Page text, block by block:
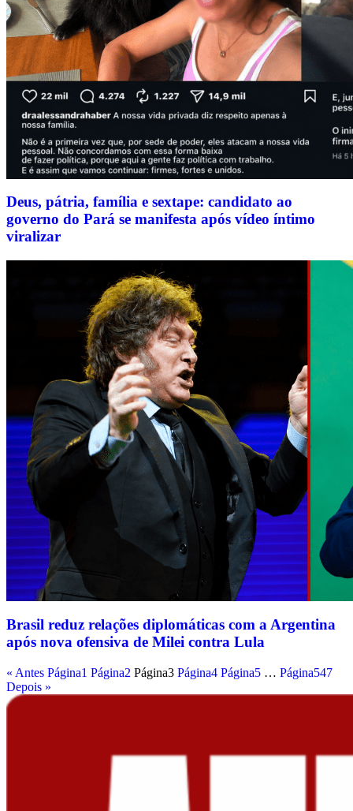
Deus, pátria, família e sextape: candidato ao
governo do Pará se manifesta após vídeo íntimo
viralizar
Brasil reduz relações diplomáticas com a Argentina
após nova ofensiva de Milei contra Lula
« Antes Página1 Página2 Página3 Página4 Página5 … Página547
Depois »